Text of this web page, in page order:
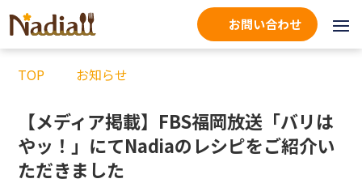
お問い合わせ
TOP お知らせ
【メディア掲載】FBS福岡放送「バリは
やッ！」にてNadiaのレシピをご紹介い
ただきました